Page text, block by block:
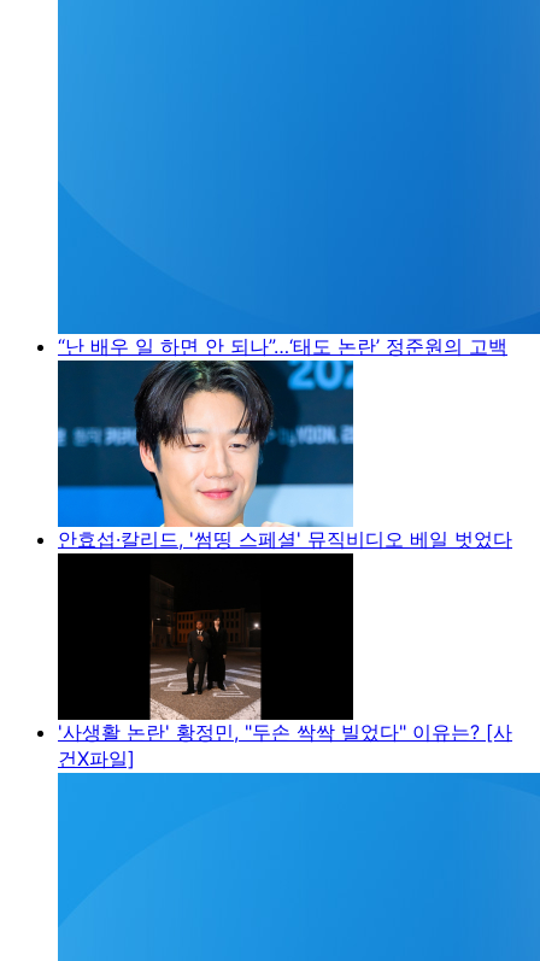
“난 배우 일 하면 안 되나”…‘태도 논란’ 정준원의 고백
안효섭·칼리드, '썸띵 스페셜' 뮤직비디오 베일 벗었다
'사생활 논란' 황정민, "두손 싹싹 빌었다" 이유는? [사
건X파일]